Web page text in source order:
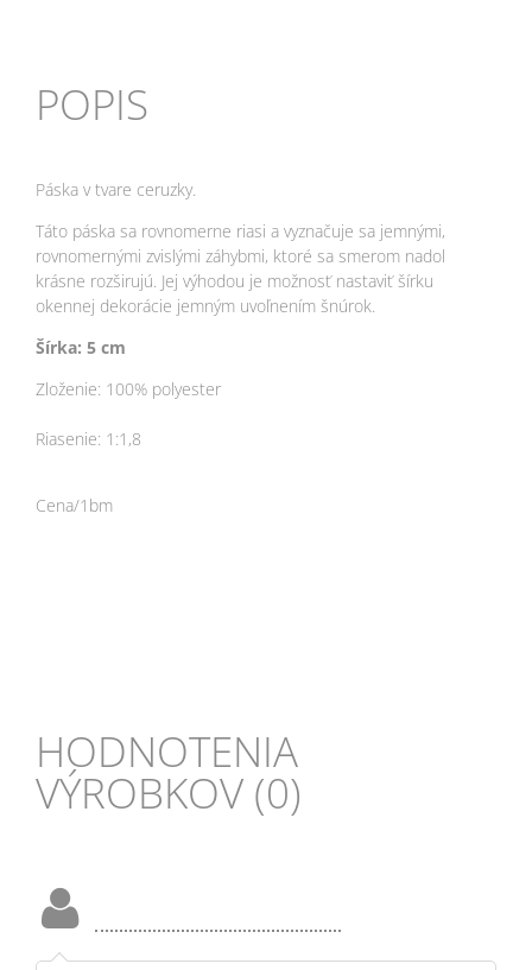
POPIS
Páska v tvare ceruzky.
Táto páska sa rovnomerne riasi a vyznačuje sa jemnými,
rovnomernými zvislými záhybmi, ktoré sa smerom nadol
krásne rozširujú. Jej výhodou je možnosť nastaviť šírku
okennej dekorácie jemným uvoľnením šnúrok.
Šírka: 5 cm
Zloženie: 100% polyester
Riasenie: 1:1,8
Cena/1bm
HODNOTENIA
VÝROBKOV (0)